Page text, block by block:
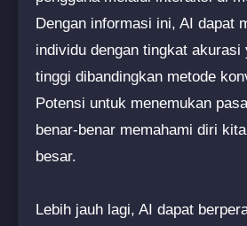
Dengan informasi ini, AI dapat
individu dengan tingkat akurasi
tinggi dibandingkan metode
Potensi untuk menemukan
benar-benar memahami diri
besar.
Lebih jauh lagi, AI dapat